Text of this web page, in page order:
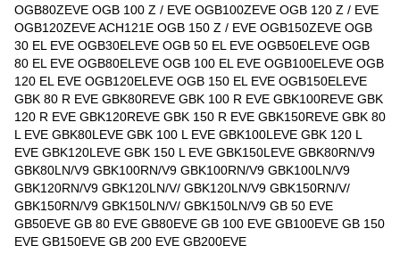
OGB80ZEVE OGB 100 Z / EVE OGB100ZEVE OGB 120 Z / EVE
OGB120ZEVE ACH121E OGB 150 Z / EVE OGB150ZEVE OGB
30 EL EVE OGB30ELEVE OGB 50 EL EVE OGB50ELEVE OGB
80 EL EVE OGB80ELEVE OGB 100 EL EVE OGB100ELEVE OGB
120 EL EVE OGB120ELEVE OGB 150 EL EVE OGB150ELEVE
GBK 80 R EVE GBK80REVE GBK 100 R EVE GBK100REVE GBK
120 R EVE GBK120REVE GBK 150 R EVE GBK150REVE GBK 80
L EVE GBK80LEVE GBK 100 L EVE GBK100LEVE GBK 120 L
EVE GBK120LEVE GBK 150 L EVE GBK150LEVE GBK80RN/V9
GBK80LN/V9 GBK100RN/V9 GBK100RN/V9 GBK100LN/V9
GBK120RN/V9 GBK120LN/V/ GBK120LN/V9 GBK150RN/V/
GBK150RN/V9 GBK150LN/V/ GBK150LN/V9 GB 50 EVE
GB50EVE GB 80 EVE GB80EVE GB 100 EVE GB100EVE GB 150
EVE GB150EVE GB 200 EVE GB200EVE